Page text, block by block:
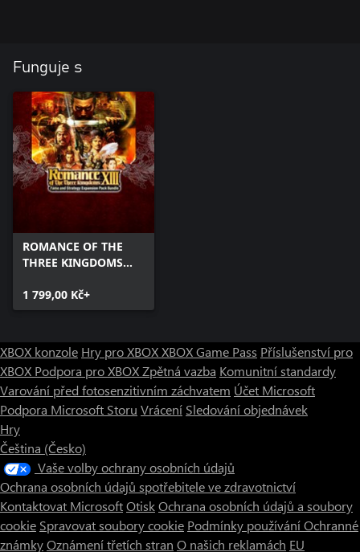
Funguje s
ROMANCE OF THE
THREE KINGDOMS
Strategy Expansion
Pack Bundle
1 799,00 Kč+
XBOX konzole Hry pro XBOXXBOX Game Pass Příslušenství pro
XBOX Podpora pro XBOXZpětná vazba Komunitní standardy
Varování před fotosenzitivním záchvatem Účet Microsoft
Podpora Microsoft Storu Vrácení Sledování objednávek
Hry
Čeština (Česko)
Vaše volby ochrany osobních údajů
Ochrana osobních údajů spotřebitele ve zdravotnictví
Kontaktovat MicrosoftOtiskOchrana osobních údajů a soubory
cookie Spravovat soubory cookie Podmínky používáníOchranné
známkyOznámení třetích stran O našich reklamách EU